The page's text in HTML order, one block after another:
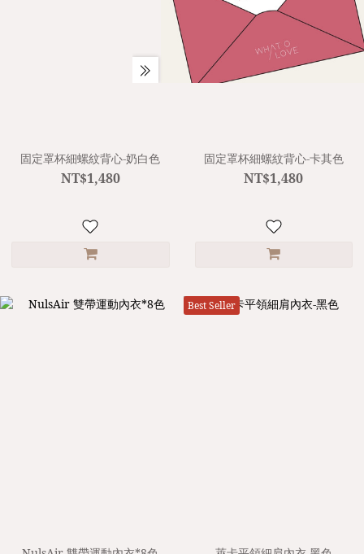
固定罩杯細螺紋背心-奶白色
NT$1,480
固定罩杯細螺紋背心-卡其色
NT$1,480
Best Seller